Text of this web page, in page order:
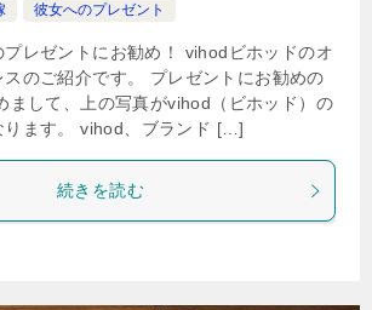
彼女へのプレゼント
レゼントにお勧め！ vihodビホッドのオ
のご紹介です。 プレゼントにお勧めの
まして、上の写真がvihod（ビホッド）の
ります。 vihod、ブランド […]
続きを読む